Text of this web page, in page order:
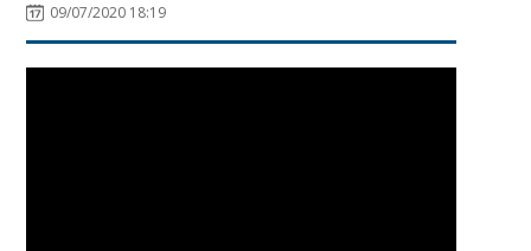
09/07/2020 18:19